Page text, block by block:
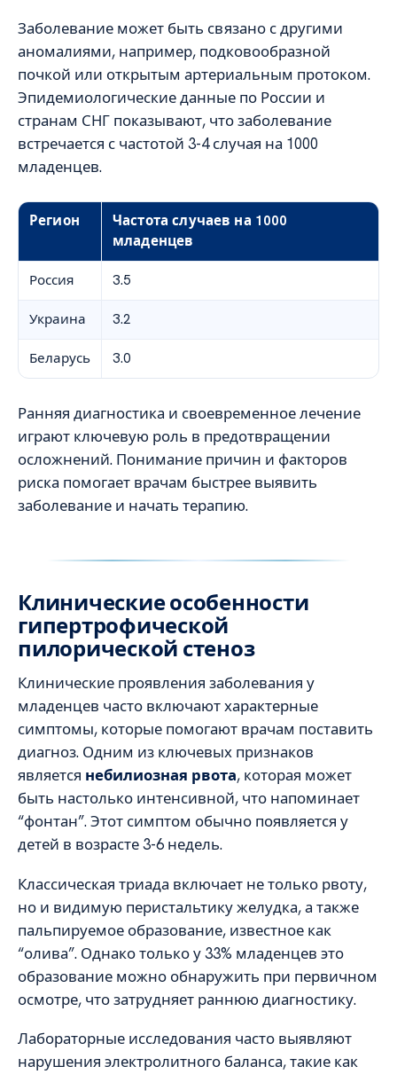
Заболевание может быть связано с другими
аномалиями, например, подковообразной
почкой или открытым артериальным протоком.
Эпидемиологические данные по России и
странам СНГ показывают, что заболевание
встречается с частотой 3-4 случая на 1000
младенцев.
Регион
Частота случаев на 1000
младенцев
Россия 3.5
Украина 3.2
Беларусь 3.0
Ранняя диагностика и своевременное лечение
играют ключевую роль в предотвращении
осложнений. Понимание причин и факторов
риска помогает врачам быстрее выявить
заболевание и начать терапию.
Клинические особенности
гипертрофической
пилорической стеноз
Клинические проявления заболевания у
младенцев часто включают характерные
симптомы, которые помогают врачам поставить
диагноз. Одним из ключевых признаков
является небилиозная рвота, которая может
быть настолько интенсивной, что напоминает
“фонтан”. Этот симптом обычно появляется у
детей в возрасте 3-6 недель.
Классическая триада включает не только рвоту,
но и видимую перистальтику желудка, а также
пальпируемое образование, известное как
“олива”. Однако только у 33% младенцев это
образование можно обнаружить при первичном
осмотре, что затрудняет раннюю диагностику.
Лабораторные исследования часто выявляют
нарушения электролитного баланса, такие как